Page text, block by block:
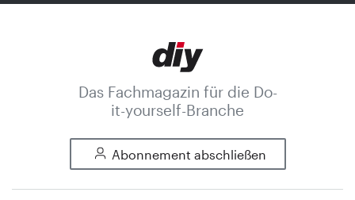
Das Fachmagazin für die Do-
it-yourself-Branche
Abonnement abschließen